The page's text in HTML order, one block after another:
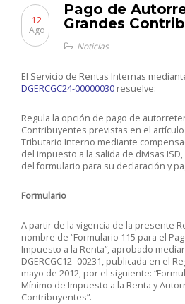
Pago de
Grandes
12
Ago
Noticias
El Servicio de Rentas Internas
DGERCGC24-00000030 resuelve:
Regula la opción de pago de
Contribuyentes previstas en el
Tributario Interno mediante
del impuesto a la salida de divisas
del formulario para su declaración y
Formulario
A partir de la vigencia de la presente
nombre de “Formulario 115 para el
Impuesto a la Renta”, aprobado
DGERCGC12- 00231, publicada en el
mayo de 2012, por el siguiente:
Mínimo de Impuesto a la Renta y
Contribuyentes”.